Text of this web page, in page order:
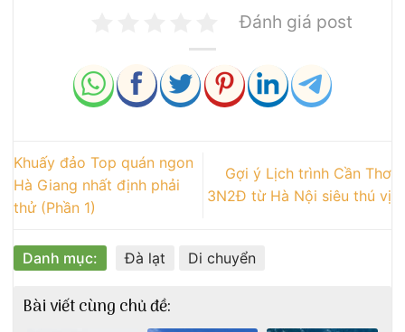
Đánh giá post
Khuấy đảo Top quán ngon
Hà Giang nhất định phải
thử (Phần 1)
Gợi ý Lịch trình Cần Thơ
3N2Đ từ Hà Nội siêu thú vị
Danh mục: Đà lạt Di chuyển
Bài viết cùng chủ đề: